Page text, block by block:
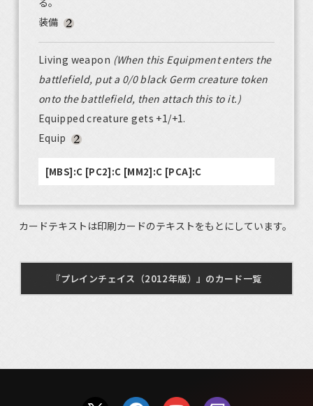
装備
Living weapon (When this Equipment enters the
battlefield, put a 0/0 black Germ creature token
onto the battlefield, then attach this to it.)
Equipped creature gets +1/+1.
Equip
[MBS]:C [PC2]:C [MM2]:C [PCA]:C
カードテキストは印刷カードのテキストをもとにしています。
『プレインチェイス（2012年版）』のカード一覧